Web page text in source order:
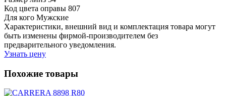
Код цвета оправы 807
Для кого Мужские
Характеристики, внешний вид и комплектация товара могут
быть изменены фирмой-производителем без
предварительного уведомления.
Узнать цену
Похожие товары